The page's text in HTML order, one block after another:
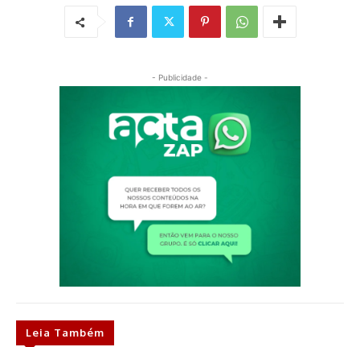
- Publicidade -
Leia Também